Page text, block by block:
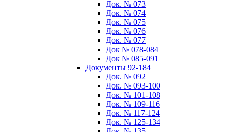
Док. № 073
Док. № 074
Док. № 075
Док. № 076
Док. № 077
Док № 078-084
Док № 085-091
Документы 92-184
Док. № 092
Док. № 093-100
Док. № 101-108
Док. № 109-116
Док. № 117-124
Док. № 125-134